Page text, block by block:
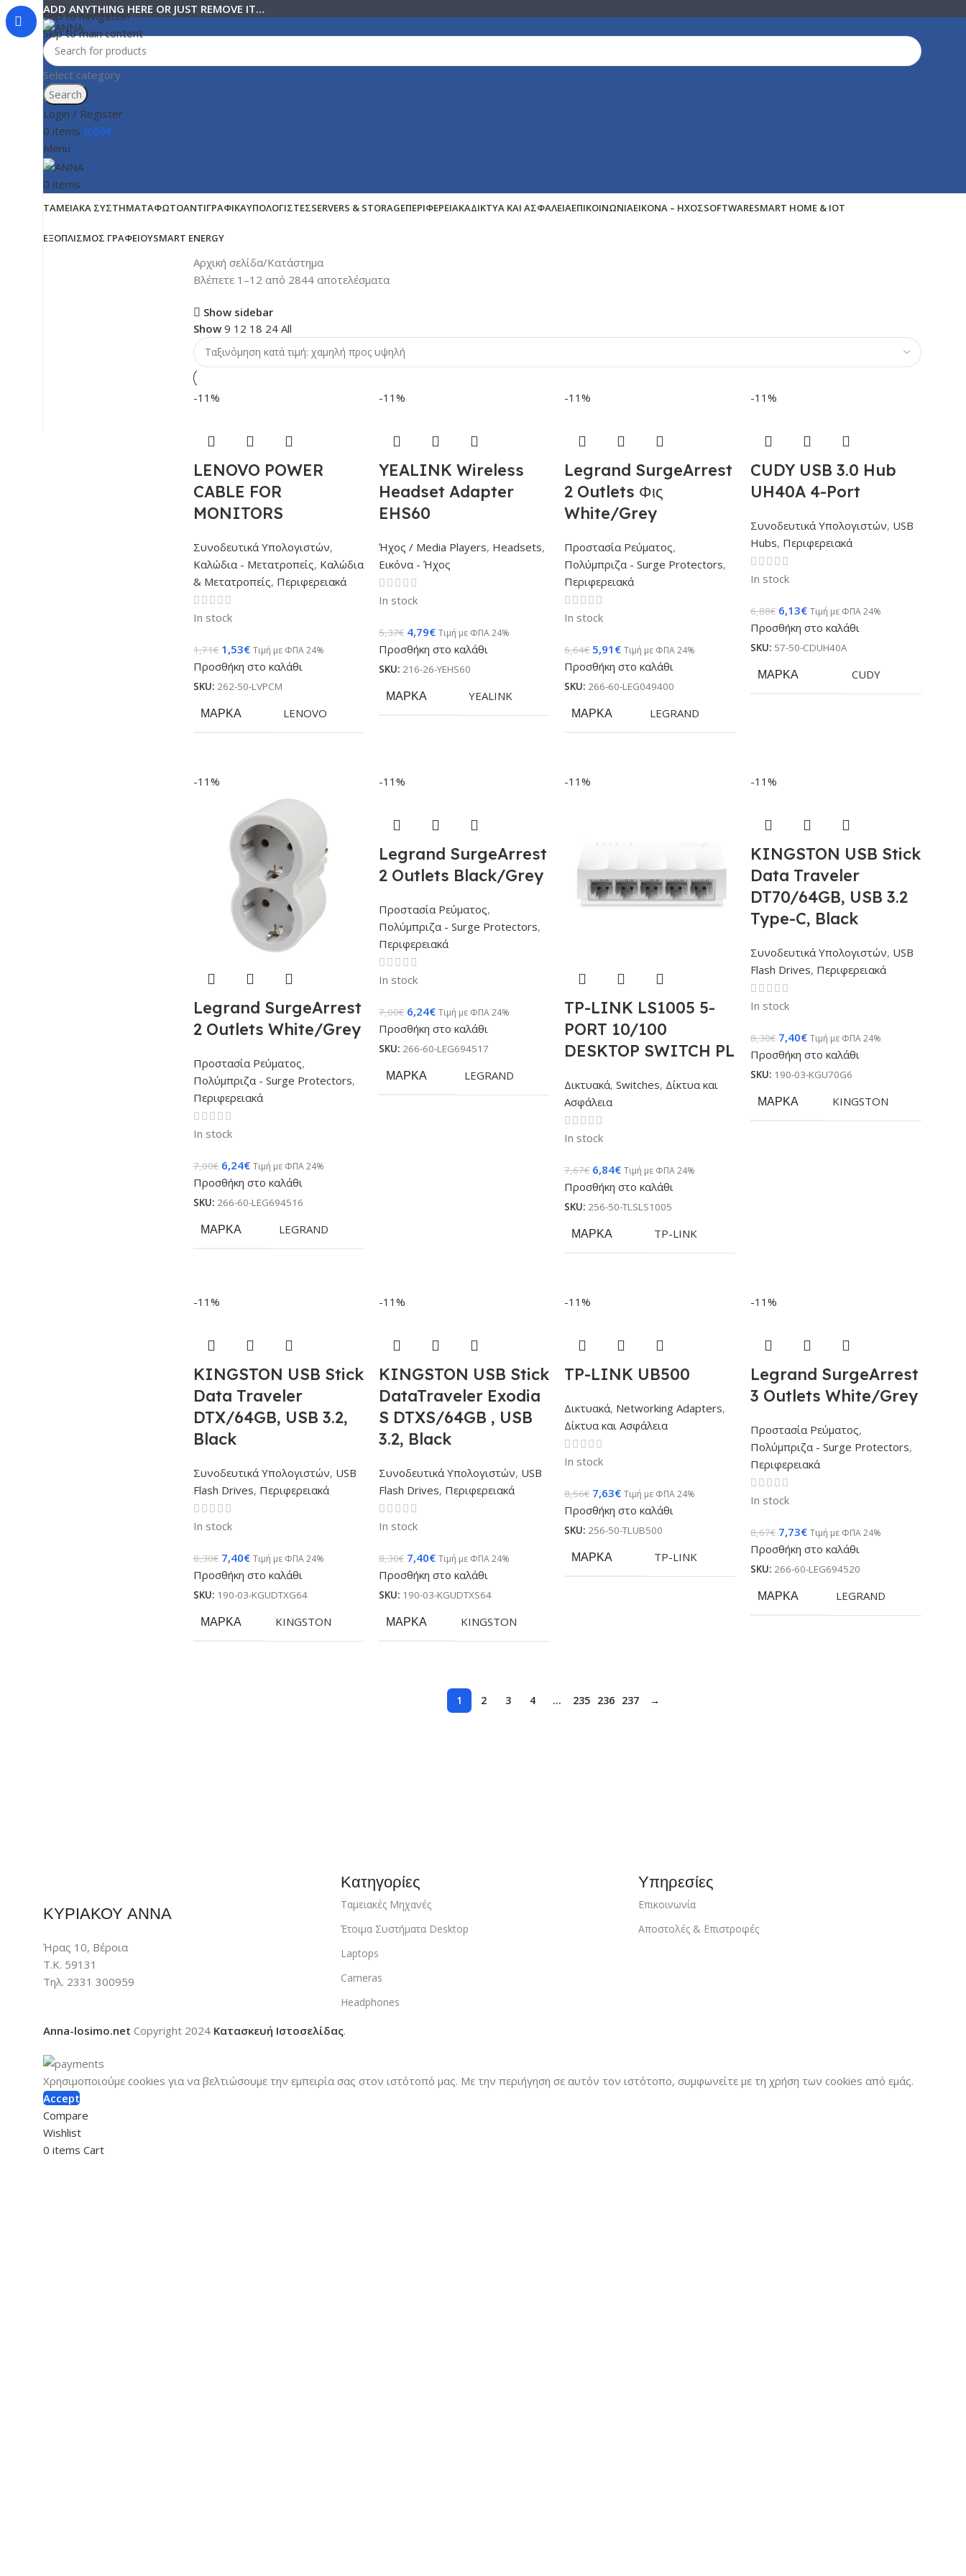
Skip to navigation
Skip to main content
ADD ANYTHING HERE OR JUST REMOVE IT…
Select category
Search
Login / Register
0 items 0,00€
Menu
0 items
ΤΑΜΕΙΑΚΆ ΣΥΣΤΉΜΑΤΑΦΩΤΟΑΝΤΙΓΡΑΦΙΚΆΥΠΟΛΟΓΙΣΤΈΣSERVERS & STORAGEΠΕΡΙΦΕΡΕΙΑΚΆΔΊΚΤΥΑ ΚΑΙ ΑΣΦΆΛΕΙΑΕΠΙΚΟΙΝΩΝΊΑΕΙΚΌΝΑ – ΉΧΟΣSOFTWARESMART HOME & IOT
ΕΞΟΠΛΙΣΜΌΣ ΓΡΑΦΕΊΟΥSMART ENERGY
Αρχική σελίδα Κατάστημα
Βλέπετε 1–12 από 2844 αποτελέσματα
Show sidebar
Show 9 12 18 24 All
-11%
LENOVO POWER
CABLE FOR
MONITORS
Συνοδευτικά Υπολογιστών,
Καλώδια - Μετατροπείς, Καλώδια
& Μετατροπείς, Περιφερειακά
In stock
1,71€ 1,53€ Τιμή με ΦΠΑ 24%
Προσθήκη στο καλάθι
SKU: 262-50-LVPCM
ΜΆΡΚΑ LENOVO
-11%
YEALINK Wireless
Headset Adapter
EHS60
Ήχος / Media Players, Headsets,
Εικόνα - Ήχος
In stock
5,37€ 4,79€ Τιμή με ΦΠΑ 24%
Προσθήκη στο καλάθι
SKU: 216-26-YEHS60
ΜΆΡΚΑ YEALINK
-11%
Legrand SurgeArrest
2 Outlets Φις
White/Grey
Προστασία Ρεύματος,
Πολύμπριζα - Surge Protectors,
Περιφερειακά
In stock
6,64€ 5,91 € Τιμή με ΦΠΑ 24%
Προσθήκη στο καλάθι
SKU: 266-60-LEG049400
ΜΆΡΚΑ LEGRAND
-11%
CUDY USB 3.0 Hub
UH40A 4-Port
Συνοδευτικά Υπολογιστών, USB
Hubs, Περιφερειακά
In stock
6,88€ 6,13€ Τιμή με ΦΠΑ 24%
Προσθήκη στο καλάθι
SKU: 57-50-CDUH40A
ΜΆΡΚΑ CUDY
-11%
Legrand SurgeArrest
2 Outlets White/Grey
Προστασία Ρεύματος,
Πολύμπριζα - Surge Protectors,
Περιφερειακά
In stock
7,00€ 6,24€ Τιμή με ΦΠΑ 24%
Προσθήκη στο καλάθι
SKU: 266-60-LEG694516
ΜΆΡΚΑ LEGRAND
-11%
Legrand SurgeArrest
2 Outlets Black/Grey
Προστασία Ρεύματος,
Πολύμπριζα - Surge Protectors,
Περιφερειακά
In stock
7,00€ 6,24€ Τιμή με ΦΠΑ 24%
Προσθήκη στο καλάθι
SKU: 266-60-LEG694517
ΜΆΡΚΑ LEGRAND
-11%
TP-LINK LS1005 5-
PORT 10/100
DESKTOP SWITCH PL
Δικτυακά, Switches, Δίκτυα και
Ασφάλεια
In stock
7,67€ 6,84€ Τιμή με ΦΠΑ 24%
Προσθήκη στο καλάθι
SKU: 256-50-TLSLS1005
ΜΆΡΚΑ TP-LINK
-11%
KINGSTON USB Stick
Data Traveler
DT70/64GB, USB 3.2
Type-C, Black
Συνοδευτικά Υπολογιστών, USB
Flash Drives, Περιφερειακά
In stock
8,30€ 7,40€ Τιμή με ΦΠΑ 24%
Προσθήκη στο καλάθι
SKU: 190-03-KGU70G6
ΜΆΡΚΑ KINGSTON
-11%
KINGSTON USB Stick
Data Traveler
DTX/64GB, USB 3.2,
Black
Συνοδευτικά Υπολογιστών, USB
Flash Drives, Περιφερειακά
In stock
8,30€ 7,40€ Τιμή με ΦΠΑ 24%
Προσθήκη στο καλάθι
SKU: 190-03-KGUDTXG64
ΜΆΡΚΑ KINGSTON
-11%
KINGSTON USB Stick
DataTraveler Exodia
S DTXS/64GB , USB
3.2, Black
Συνοδευτικά Υπολογιστών, USB
Flash Drives, Περιφερειακά
In stock
8,30€ 7,40€ Τιμή με ΦΠΑ 24%
Προσθήκη στο καλάθι
SKU: 190-03-KGUDTXS64
ΜΆΡΚΑ KINGSTON
-11%
TP-LINK UB500
Δικτυακά, Networking Adapters,
Δίκτυα και Ασφάλεια
In stock
8,56€ 7,63€ Τιμή με ΦΠΑ 24%
Προσθήκη στο καλάθι
SKU: 256-50-TLUB500
ΜΆΡΚΑ TP-LINK
-11%
Legrand SurgeArrest
3 Outlets White/Grey
Προστασία Ρεύματος,
Πολύμπριζα - Surge Protectors,
Περιφερειακά
In stock
8,67€ 7,73€ Τιμή με ΦΠΑ 24%
Προσθήκη στο καλάθι
SKU: 266-60-LEG694520
ΜΆΡΚΑ LEGRAND
1 2 3 4 … 235 236 237 →
ΚΥΡΙΑΚΟΥ ΑΝΝΑ
Ήρας 10, Βέροια
Τ.Κ. 59131
Τηλ. 2331 300959
Κατηγορίες
Ταμειακές Μηχανές
Έτοιμα Συστήματα Desktop
Laptops
Cameras
Headphones
Υπηρεσίες
Επικοινωνία
Αποστολές & Επιστροφές
Anna-losimo.net Copyright 2024 Κατασκευή Ιστοσελίδας.
Χρησιμοποιούμε cookies για να βελτιώσουμε την εμπειρία σας στον ιστότοπό μας. Με την περιήγηση σε αυτόν τον ιστότοπο, συμφωνείτε με τη χρήση των cookies από εμάς.
Accept
Compare
Wishlist
0 items Cart